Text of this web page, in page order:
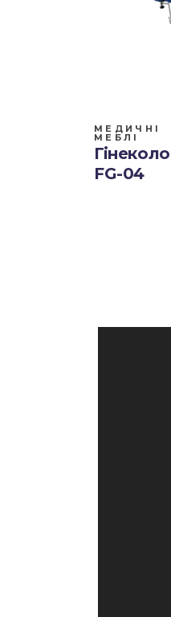
МЕДИЧНІ
МЕБЛІ
FG-04